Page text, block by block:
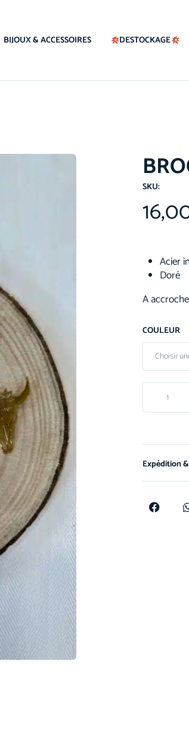
BIJOUX & ACCESSOIRES DESTOCKAGE
SKU:
Acier
Doré
A
COULEUR
Expédition